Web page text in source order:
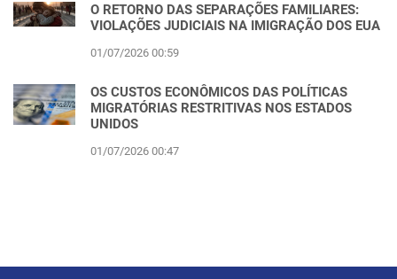
O RETORNO DAS SEPARAÇÕES FAMILIARES:
VIOLAÇÕES JUDICIAIS NA IMIGRAÇÃO DOS EUA
01/07/2026 00:59
OS CUSTOS ECONÔMICOS DAS POLÍTICAS
MIGRATÓRIAS RESTRITIVAS NOS ESTADOS
UNIDOS
01/07/2026 00:47